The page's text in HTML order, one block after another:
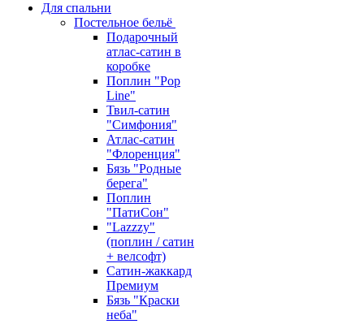
Для спальни
Постельное бельё
Подарочный
атлас-сатин в
коробке
Поплин "Pop
Line"
Твил-сатин
"Симфония"
Атлас-сатин
"Флоренция"
Бязь "Родные
берега"
Поплин
"ПатиСон"
"Lazzzy"
(поплин / сатин
+ велсофт)
Сатин-жаккард
Премиум
Бязь "Краски
неба"